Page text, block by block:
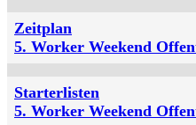
Zeitplan
5. Worker Weekend
Starterlisten
5. Worker Weekend